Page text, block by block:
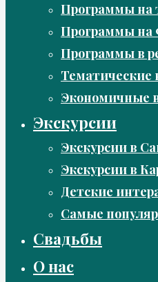
Программы на
Программы на
Программы в
Тематические
Экономичные
Экскурсии
Экскурсии в
Экскурсии в
Детские
Самые
Свадьбы
О нас